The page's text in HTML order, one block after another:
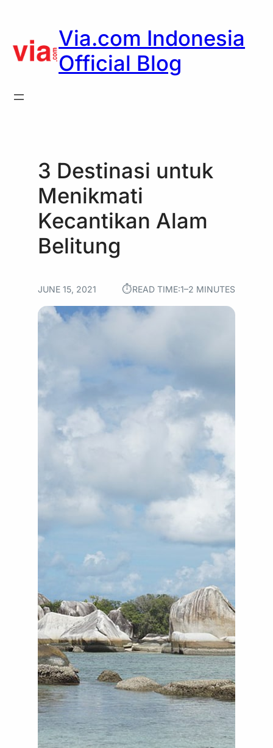
content
Via.com Indonesia
Official Blog
3 Destinasi untuk
Menikmati
Kecantikan Alam
Belitung
JUNE 15, 2021 ⏱︎READ TIME:1–2 MINUTES